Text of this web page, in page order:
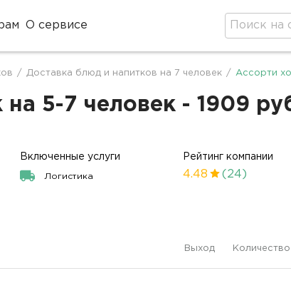
О сервисе
/ Доставка блюд и напитков на 7 человек / Ассорти
5-7 человек - 1909
Включенные услуги
Логистика
Рейтинг компании
4.48 (24)
Выход Количество